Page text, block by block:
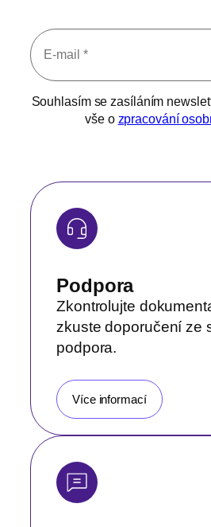
Souhlasím se zasíláním
vše o zpracování
Podpora
Zkontrolujte
zkuste doporučení ze
podpora.
Více informací